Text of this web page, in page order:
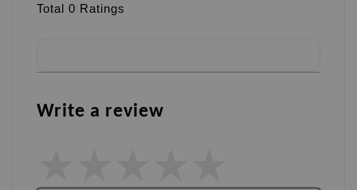
Total 0 Ratings
Write a review